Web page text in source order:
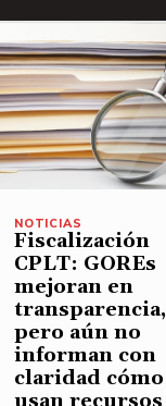
NOTICIAS
Fiscalización
CPLT: GOREs
mejoran en
transparencia,
pero aún no
informan con
claridad cómo